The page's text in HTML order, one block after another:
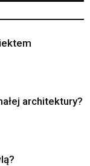
architektury?